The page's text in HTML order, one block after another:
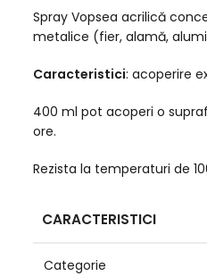
Spray Vopsea acrilică
metalice (fier, alamă,
Caracteristici: acoperire
400 ml pot acoperi o
ore.
Rezista la temperaturi de
CARACTERISTICI
Categorie